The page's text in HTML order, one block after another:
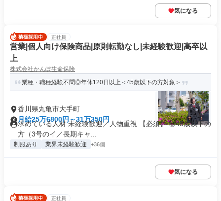
気になる
正社員
営業|個人向け保険商品|原則転勤なし|未経験歓迎|高卒以
上
株式会社かんぽ生命保険
業種・職種経験不問◎年休120日以上＜45歳以下の方対象＞
香川県丸亀市大手町
月給25万6800円～31万350円
求めている人材 未経験歓迎／人物重視 【必須】 ◎45歳以下の
方（3号のイ／長期キャ...
制服あり 業界未経験歓迎 +36個
気になる
正社員